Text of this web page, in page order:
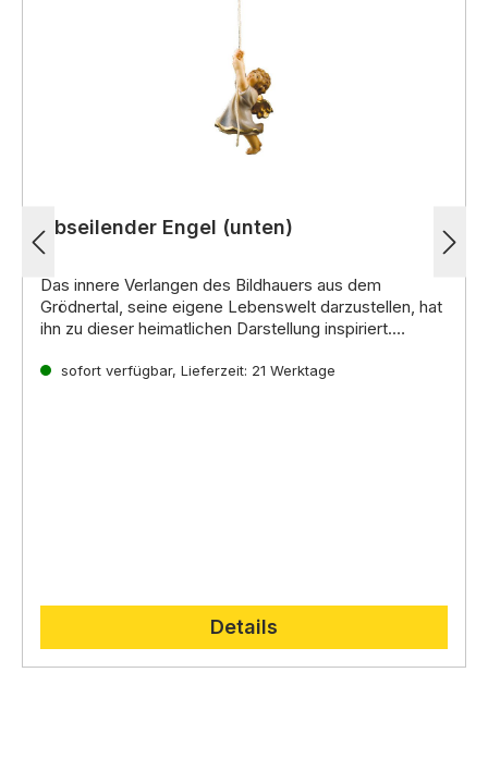
Abseilender Engel (unten)
Das innere Verlangen des Bildhauers aus dem
Grödnertal, seine eigene Lebenswelt darzustellen, hat
ihn zu dieser heimatlichen Darstellung inspiriert.
handgeschnitzten Krippenfiguren aus Holz erhalten Sie
sofort verfügbar, Lieferzeit: 21 Werktage
Details